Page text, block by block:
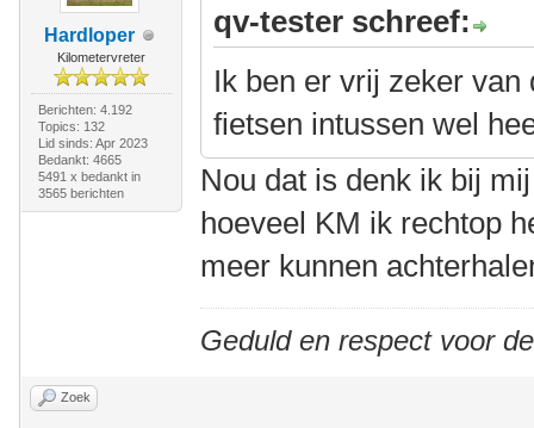
Hardloper
Kilometervreter
Berichten: 4.192
Topics: 132
Lid sinds: Apr 2023
Bedankt: 4665
5491 x bedankt in
3565 berichten
qv-tester schreef:
Ik ben er vrij zeker
fietsen intussen wel
Nou dat is denk ik bij
hoeveel KM ik rechtop
meer kunnen
Geduld en respect voor
Zoek